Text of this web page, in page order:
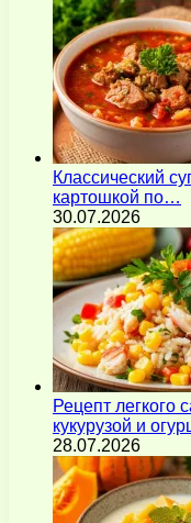
Классический
картошкой по…
30.07.2026
Рецепт легкого
кукурузой и
28.07.2026